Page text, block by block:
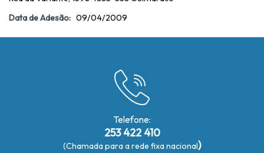
Data de Adesão: 09/04/2009
Telefone:
253 422 410
(Chamada para a rede fixa nacional)